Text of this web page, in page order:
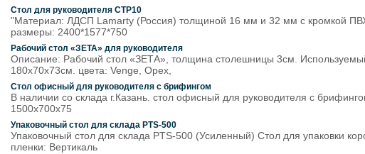
Стол для руководителя СТР10
"Материал: ЛДСП Lamarty (Россия) толщиной 16 мм и 32 мм с кромкой
размеры: 2400*1577*750
Рабочий стол «ЗЕТА» для руководителя
Описание: Рабочий стол «ЗЕТА», толщина столешницы 3см.
180х70х73см. цвета: Venge, Орех,
Стол офисный для руководителя с брифингом
В наличии со склада г.Казань. стол офисный для руководителя с
1500х700х75
Упаковочный стол для склада PTS-500
Упаковочный стол для склада PTS-500 (Усиленный) Стол для упаковки
пленки: Вертикаль